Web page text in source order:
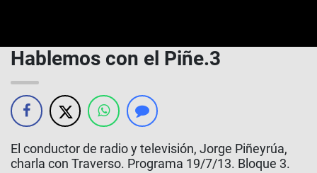
Hablemos con el Piñe.3
El conductor de radio y televisión, Jorge Piñeyrúa,
charla con Traverso. Programa 19/7/13. Bloque 3.